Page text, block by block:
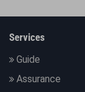
Services
Guide
Assurance